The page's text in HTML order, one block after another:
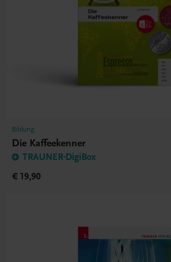
Bildung
Die Kaffeekenner
TRAUNER-DigiBox
€ 19,90